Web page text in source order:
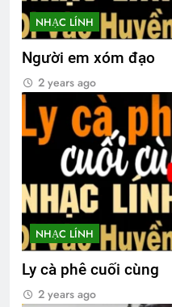
NHẠC LÍNH
Người em xóm đạo
2 years ago
NHẠC LÍNH
Ly cà phê cuối cùng
2 years ago